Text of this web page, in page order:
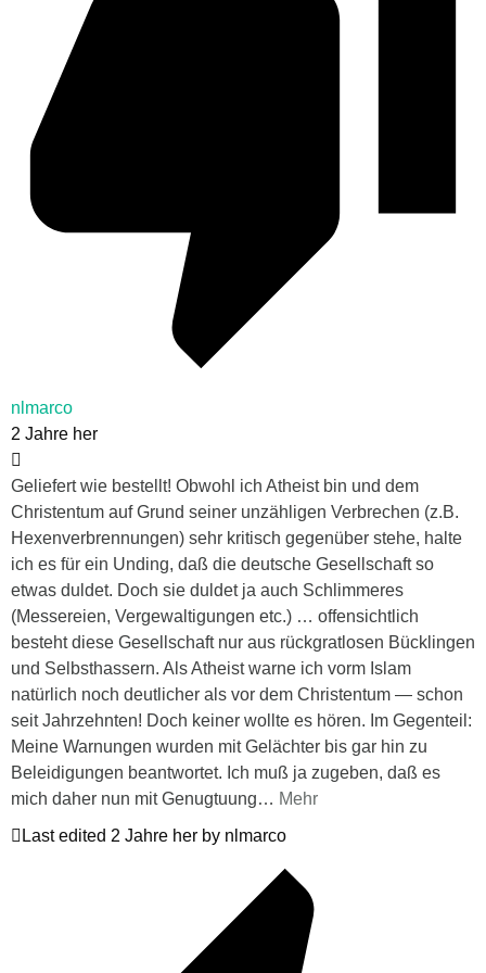
nlmarco
2 Jahre her
Geliefert wie bestellt! Obwohl ich Atheist bin und dem
Christentum auf Grund seiner unzähligen Verbrechen (z.B.
Hexenverbrennungen) sehr kritisch gegenüber stehe, halte
ich es für ein Unding, daß die deutsche Gesellschaft so
etwas duldet. Doch sie duldet ja auch Schlimmeres
(Messereien, Vergewaltigungen etc.) … offensichtlich
besteht diese Gesellschaft nur aus rückgratlosen Bücklingen
und Selbsthassern. Als Atheist warne ich vorm Islam
natürlich noch deutlicher als vor dem Christentum — schon
seit Jahrzehnten! Doch keiner wollte es hören. Im Gegenteil:
Meine Warnungen wurden mit Gelächter bis gar hin zu
Beleidigungen beantwortet. Ich muß ja zugeben, daß es
mich daher nun mit Genugtuung… Mehr
Last edited 2 Jahre her by nlmarco